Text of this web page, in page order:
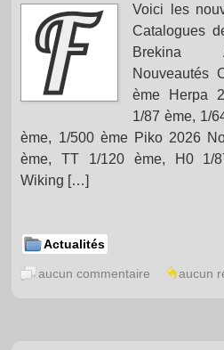
Voici les
Catalogues
Brekina
Nouveautés
ème Herpa
1/87 ème, 1/
ème, 1/500 ème Piko 2026
ème, TT 1/120 ème, H0 1/
Wiking […]
Actualités
aucun commentaire aucun